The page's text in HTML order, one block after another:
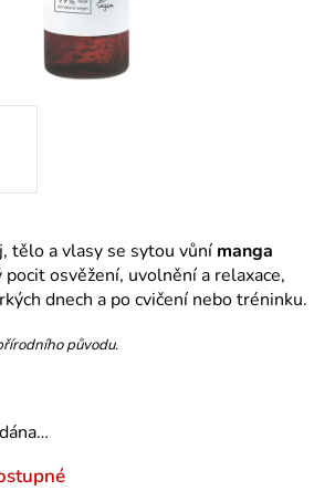
tělo a vlasy se sytou vůní manga
osvěžení, uvolnění a relaxace,
dnech a po cvičení nebo tréninku.
původu.